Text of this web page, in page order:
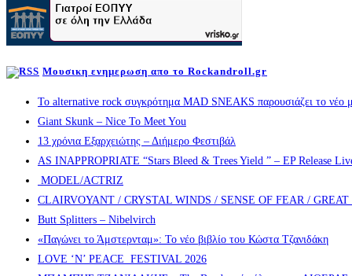
Μουσικη ενημερωση απο το Rockandroll.gr
Το alternative rock συγκρότημα MAD SNEAKS παρουσιάζει το νέο
Giant Skunk – Nice To Meet You
13 χρόνια Εξαρχειώτης – Διήμερο Φεστιβάλ
AS INAPPROPRIATE “Stars Bleed & Trees Yield ” – EP Release
MODEL/ACTRIZ
CLAIRVOYANT / CRYSTAL WINDS / SENSE OF FEAR /
Butt Splitters – Nibelvirch
«Παγώνει το Άμστερνταμ»: Το νέο βιβλίο του Κώστα Τζανιδάκη
LOVE ‘N’ PEACE FESTIVAL 2026